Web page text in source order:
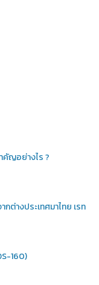
คัญอย่างไร ?
ต่างประเทศมาไทย เรท
160)